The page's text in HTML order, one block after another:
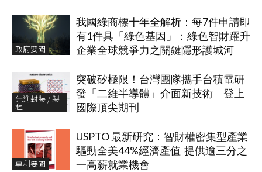
政府要聞
我國綠商標十年全解析：每7件申請即
有1件具「綠色基因」：綠色智財躍升
企業全球競爭力之關鍵隱形護城河
先進封裝 / 製
程
突破矽極限！台灣團隊攜手台積電研
發「二維半導體」介面新技術 登上
國際頂尖期刊
專利要聞
USPTO 最新研究：智財權密集型產業
驅動全美44%經濟產值 提供逾三分之
一高薪就業機會